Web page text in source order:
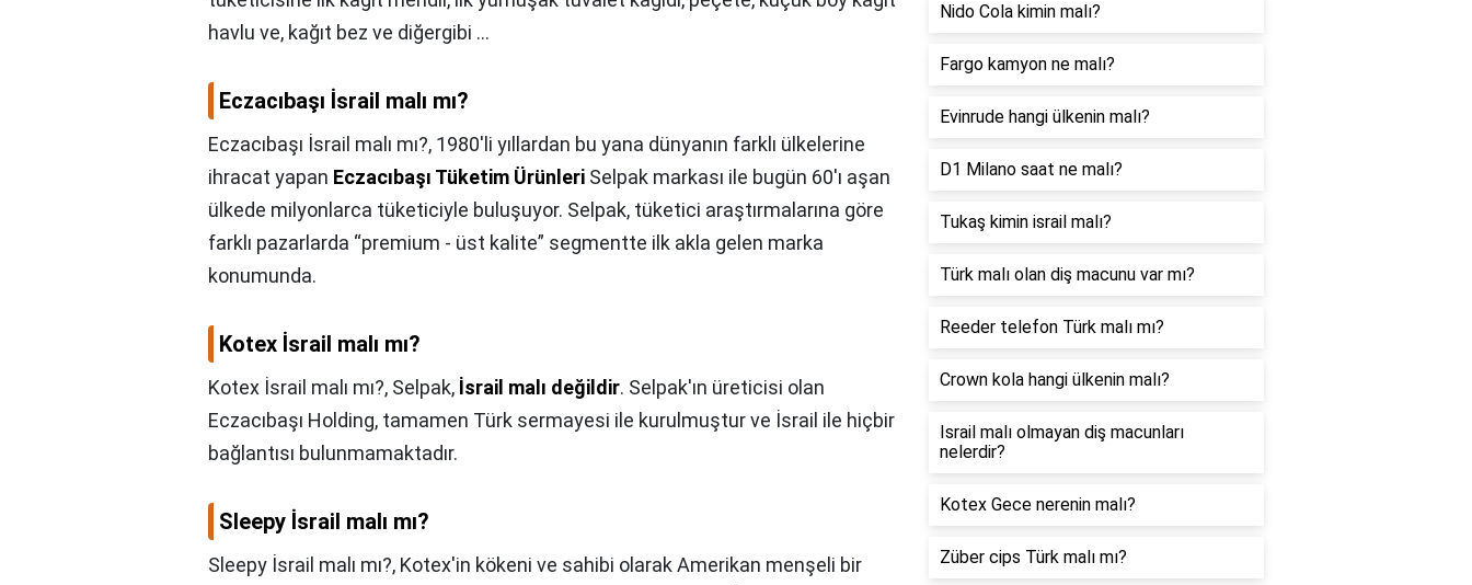
havlu ve, kağıt bez ve diğergibi ...
Eczacıbaşı İsrail malı mı?
Eczacıbaşı İsrail malı mı?, 1980'li yıllardan bu yana dünyanın farklı ülkelerine
ihracat yapan Eczacıbaşı Tüketim Ürünleri Selpak markası ile bugün 60'ı aşan
ülkede milyonlarca tüketiciyle buluşuyor. Selpak, tüketici araştırmalarına göre
farklı pazarlarda “premium - üst kalite” segmentte ilk akla gelen marka
konumunda.
Kotex İsrail malı mı?
Kotex İsrail malı mı?, Selpak, İsrail malı değildir. Selpak'ın üreticisi olan
Eczacıbaşı Holding, tamamen Türk sermayesi ile kurulmuştur ve İsrail ile hiçbir
bağlantısı bulunmamaktadır.
Sleepy İsrail malı mı?
Sleepy İsrail malı mı?, Kotex'in kökeni ve sahibi olarak Amerikan menşeli bir
Nido Cola kimin malı?
Fargo kamyon ne malı?
Evinrude hangi ülkenin malı?
D1 Milano saat ne malı?
Tukaş kimin israil malı?
Türk malı olan diş macunu var mı?
Reeder telefon Türk malı mı?
Crown kola hangi ülkenin malı?
Israil malı olmayan diş macunları
nelerdir?
Kotex Gece nerenin malı?
Züber cips Türk malı mı?